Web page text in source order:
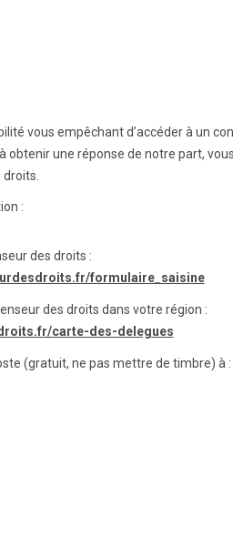
vous empêchant d’accéder à un
obtenir une réponse de notre part,
:
des droits :
formulaire_saisine
des droits dans votre région :
carte-des-delegues
(gratuit, ne pas mettre de timbre) à :